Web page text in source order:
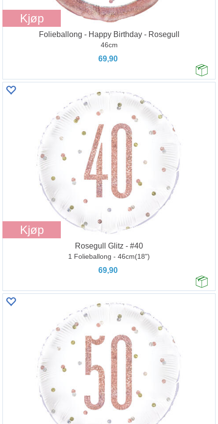
Kjøp
Folieballong - Happy Birthday - Rosegull
46cm
69,90
Kjøp
Rosegull Glitz - #40
1 Folieballong - 46cm(18")
69,90